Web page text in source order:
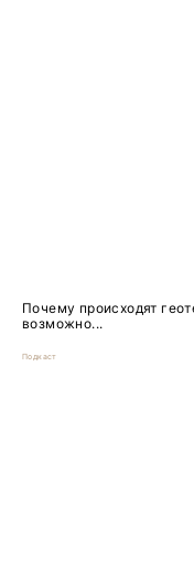
Почему происходят
возможно...
Подкаст